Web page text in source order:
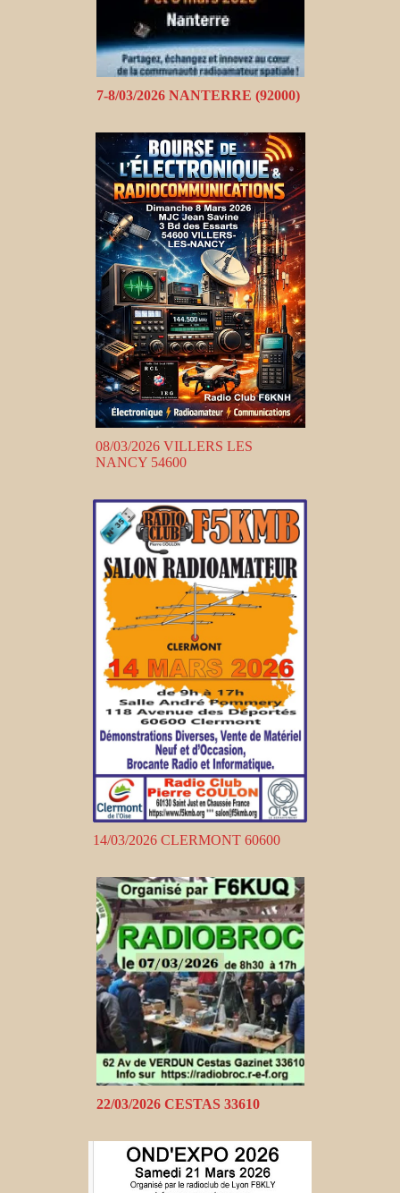
7-8/03/2026 NANTERRE (92000)
08/03/2026 VILLERS LES
NANCY 54600
14/03/2026 CLERMONT 60600
22/03/2026 CESTAS 33610